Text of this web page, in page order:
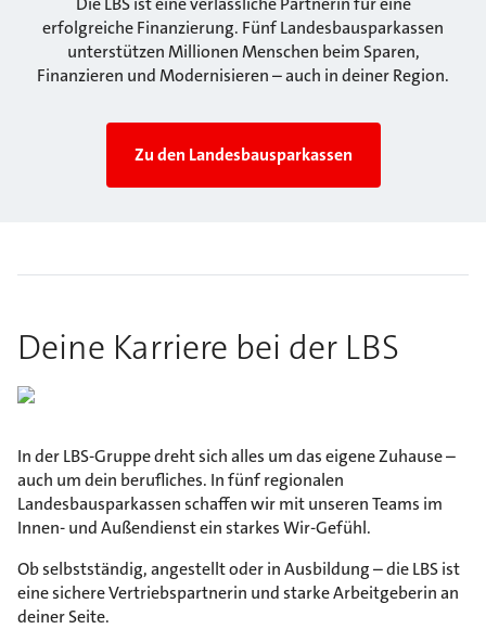
erfolgreiche Finanzierung. Fünf Landesbausparkassen
unterstützen Millionen Menschen beim Sparen,
Finanzieren und Modernisieren – auch in deiner Region.
Zu den Landesbausparkassen
Deine Karriere bei der LBS
In der LBS-Gruppe dreht sich alles um das eigene Zuhause –
auch um dein berufliches. In fünf regionalen
Landesbausparkassen schaffen wir mit unseren Teams im
Innen- und Außendienst ein starkes Wir-Gefühl.
Ob selbstständig, angestellt oder in Ausbildung – die LBS ist
eine sichere Vertriebspartnerin und starke Arbeitgeberin an
deiner Seite.